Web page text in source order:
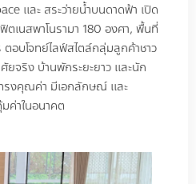
และ สระว่ายน้ำบนดาดฟ้า เปิด
ฟิตเนสพาโนรามา 180 องศา, พื้นที่
อบโจทย์ไลฟ์สไตล์กลุ่มลูกค้าชาว
ยจริง บ้านพักระยะยาว และนัก
งคุณค่า มีเอกลักษณ์ และ
ค่าในอนาคต